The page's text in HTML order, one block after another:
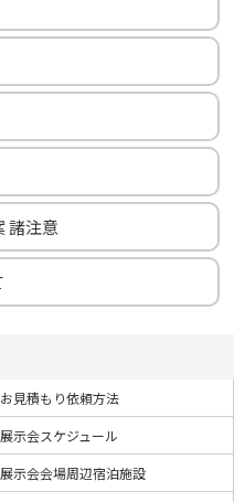
諸注意
お見積もり依頼方法
展示会スケジュール
展示会会場周辺宿泊施設